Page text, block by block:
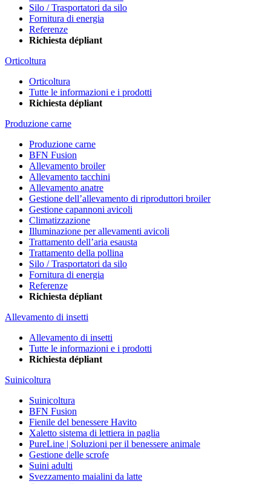
Silo / Trasportatori da silo
Fornitura di energia
Referenze
Richiesta dépliant
Orticoltura
Orticoltura
Tutte le informazioni e i prodotti
Richiesta dépliant
Produzione carne
Produzione carne
BFN Fusion
Allevamento broiler
Allevamento tacchini
Allevamento anatre
Gestione dell’allevamento di riproduttori broiler
Gestione capannoni avicoli
Climatizzazione
Illuminazione per allevamenti avicoli
Trattamento dell’aria esausta
Trattamento della pollina
Silo / Trasportatori da silo
Fornitura di energia
Referenze
Richiesta dépliant
Allevamento di insetti
Allevamento di insetti
Tutte le informazioni e i prodotti
Richiesta dépliant
Suinicoltura
Suinicoltura
BFN Fusion
Fienile del benessere Havito
Xaletto sistema di lettiera in paglia
PureLine | Soluzioni per il benessere animale
Gestione delle scrofe
Suini adulti
Svezzamento maialini da latte